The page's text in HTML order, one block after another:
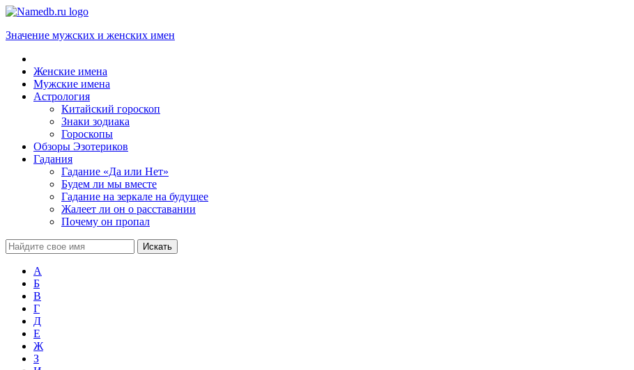
Значение мужских и женских имен
Женские имена
Мужские имена
Астрология
Китайский гороскоп
Знаки зодиака
Гороскопы
Обзоры Эзотериков
Гадания
Гадание «Да или Нет»
Будем ли мы вместе
Гадание на зеркале на будущее
Жалеет ли он о расставании
Почему он пропал
А
Б
В
Г
Д
Е
Ж
З